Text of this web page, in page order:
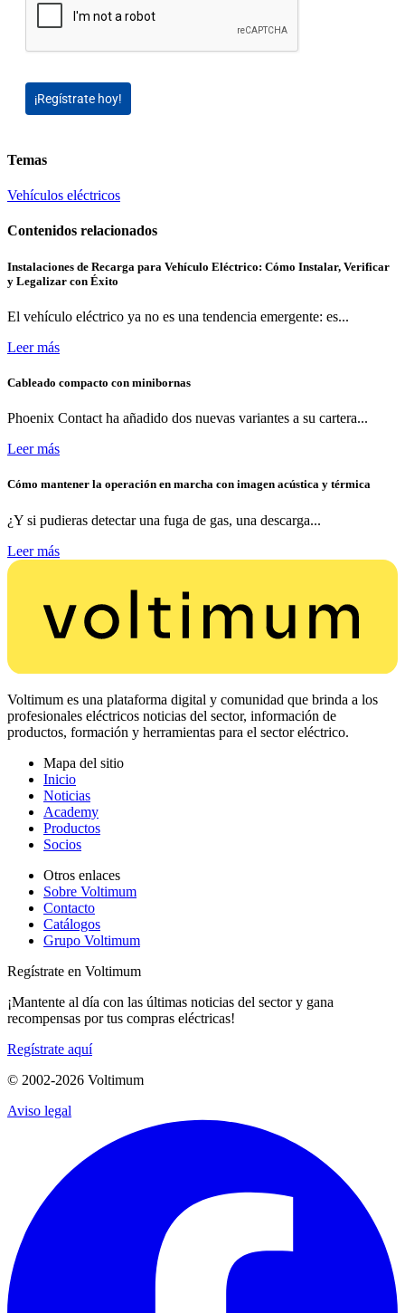
¡Regístrate hoy!
Temas
Vehículos eléctricos
Contenidos relacionados
Instalaciones de Recarga para Vehículo Eléctrico: Cómo Instalar, Verificar
y Legalizar con Éxito
El vehículo eléctrico ya no es una tendencia emergente: es...
Leer más
Cableado compacto con minibornas
Phoenix Contact ha añadido dos nuevas variantes a su cartera...
Leer más
Cómo mantener la operación en marcha con imagen acústica y térmica
¿Y si pudieras detectar una fuga de gas, una descarga...
Leer más
Voltimum es una plataforma digital y comunidad que brinda a los
profesionales eléctricos noticias del sector, información de
productos, formación y herramientas para el sector eléctrico.
Mapa del sitio
Inicio
Noticias
Academy
Productos
Socios
Otros enlaces
Sobre Voltimum
Contacto
Catálogos
Grupo Voltimum
Regístrate en Voltimum
¡Mantente al día con las últimas noticias del sector y gana
recompensas por tus compras eléctricas!
Regístrate aquí
© 2002-2026 Voltimum
Aviso legal